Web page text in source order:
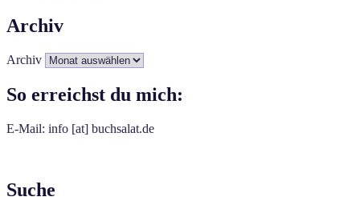
Archiv
Archiv
So erreichst du mich:
E-Mail: info [at] buchsalat.de
Suche